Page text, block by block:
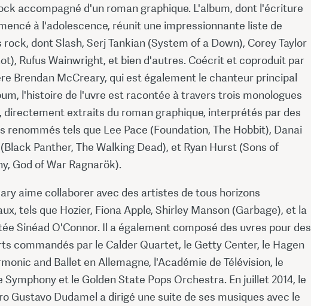
accompagné d'un roman graphique. L'album, dont l'écriture
à l'adolescence, réunit une impressionnante liste de
dont Slash, Serj Tankian (System of a Down), Corey Taylor
Rufus Wainwright, et bien d'autres. Coécrit et coproduit par
Brendan McCreary, qui est également le chanteur principal
l'histoire de l'uvre est racontée à travers trois monologues
directement extraits du roman graphique, interprétés par des
renommés tels que Lee Pace (Foundation, The Hobbit), Danai
Panther, The Walking Dead), et Ryan Hurst (Sons of
God of War Ragnarök).
aime collaborer avec des artistes de tous horizons
tels que Hozier, Fiona Apple, Shirley Manson (Garbage), et la
Sinéad O'Connor. Il a également composé des uvres pour des
commandés par le Calder Quartet, le Getty Center, le Hagen
and Ballet en Allemagne, l'Académie de Télévision, le
Symphony et le Golden State Pops Orchestra. En juillet 2014, le
Gustavo Dudamel a dirigé une suite de ses musiques avec le